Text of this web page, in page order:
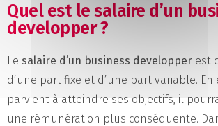
Quel est le salaire d’un
developper ?
Le salaire d’un business developper est
d’une part fixe et d’une part variable. En
parvient à atteindre ses objectifs, il
une rémunération plus conséquente.